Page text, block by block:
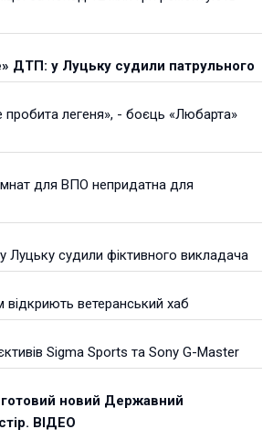
ДТП: у Луцьку судили патрульного
легеня», - боєць «Любарта»
для ВПО непридатна для
Луцьку судили фіктивного викладача
ветеранський хаб
Sigma Sports та Sony G-Master
новий Державний
ВІДЕО